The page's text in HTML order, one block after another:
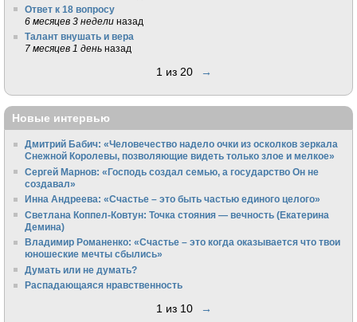
Ответ к 18 вопросу
6 месяцев 3 недели назад
Талант внушать и вера
7 месяцев 1 день назад
1 из 20 →
Новые интервью
Дмитрий Бабич: «Человечество надело очки из осколков зеркала
Снежной Королевы, позволяющие видеть только злое и мелкое»
Сергей Марнов: «Господь создал семью, а государство Он не
создавал»
Инна Андреева: «Счастье – это быть частью единого целого»
Светлана Коппел-Ковтун: Точка стояния — вечность (Екатерина
Демина)
Владимир Романенко: «Счастье – это когда оказывается что твои
юношеские мечты сбылись»
Думать или не думать?
Распадающаяся нравственность
1 из 10 →